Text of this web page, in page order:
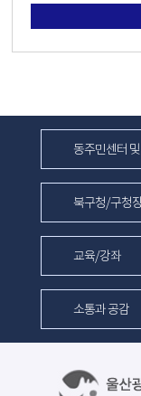
동주민센터
북구청/구청
교육/강좌
소통과 공감